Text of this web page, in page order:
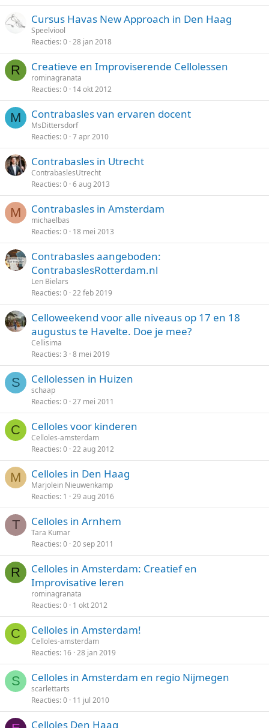
Cursus Havas New Approach in Den Haag
Speelviool
Reacties 0 28 jan 2018
R Creatieve en Improviserende Cellolessen
rominagranata
Reacties 0 14 okt 2012
M Contrabasles van ervaren docent
MsDittersdorf
Reacties 0 7 apr 2010
Contrabasles in Utrecht
ContrabaslesUtrecht
Reacties 0 6 aug 2013
M Contrabasles in Amsterdam
michaelbas
Reacties 0 18 mei 2013
Contrabasles aangeboden:
ContrabaslesRotterdam.nl
Len Bielars
Reacties 0 22 feb 2019
Celloweekend voor alle niveaus op 17 en 18
augustus te Havelte. Doe je mee?
Cellisima
Reacties 3 8 mei 2019
S Cellolessen in Huizen
schaap
Reacties 0 27 mei 2011
C Celloles voor kinderen
Celloles-amsterdam
Reacties 0 22 aug 2012
M Celloles in Den Haag
Marjolein Nieuwenkamp
Reacties 1 29 aug 2016
T Celloles in Arnhem
Tara Kumar
Reacties 0 20 sep 2011
R
Celloles in Amsterdam: Creatief en
Improvisative leren
rominagranata
Reacties 0 1 okt 2012
C Celloles in Amsterdam!
Celloles-amsterdam
Reacties 16 28 jan 2019
S Celloles in Amsterdam en regio Nijmegen
scarlettarts
Reacties 0 11 jul 2010
Celloles Den Haag